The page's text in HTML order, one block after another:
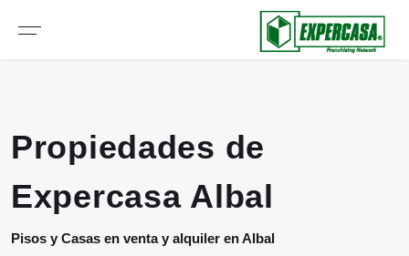
Propiedades de
Expercasa Albal
Pisos y Casas en venta y alquiler en Albal